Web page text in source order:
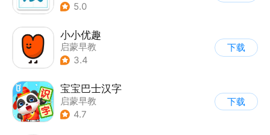
5.0
小小优趣
启蒙早教
3.4
下载
宝宝巴士汉字
启蒙早教
4.7
下载